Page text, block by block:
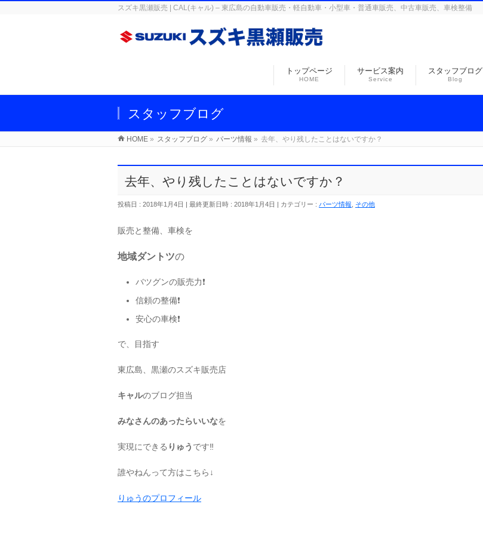
スズキ黒瀬販売 | CAL(キャル) – 東広島の自動車販売・軽自動車・小型車・普通車販売、中古車販売、車検整備
トップページ
HOME
サービス案内
Service
スタッフブログ
Blog
スタッフブログ
HOME » スタッフブログ » パーツ情報 » 去年、やり残したことはないですか？
去年、やり残したことはないですか？
投稿日 : 2018年1月4日 最終更新日時 : 2018年1月4日 カテゴリー : パーツ情報 その他
販売と整備、車検を
地域ダントツの
バツグンの販売力❗️
信頼の整備❗️
安心の車検❗️
で、目指す
東広島、黒瀬のスズキ販売店
キャルのブログ担当
みなさんのあったらいいなを
実現にできる りゅう です‼️
誰やねんって方はこちら↓
りゅうのプロフィール